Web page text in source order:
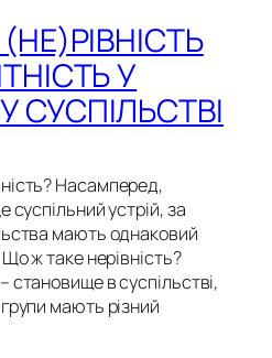
У
Насамперед,
суспільний устрій, за
мають однаковий
ж таке нерівність?
становище в суспільстві,
мають різний